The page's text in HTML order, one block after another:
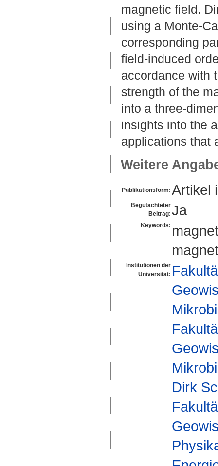
magnetic field.
using a Monte-
corresponding
field-induced
accordance with
strength of the
into a three-
insights into the
applications that
Weitere
Publikationsform: Artikel
Begutachteter
Beitrag: Ja
Keywords:
Institutionen der
Universität:
Dirk